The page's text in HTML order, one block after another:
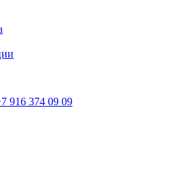
916 374 09 09